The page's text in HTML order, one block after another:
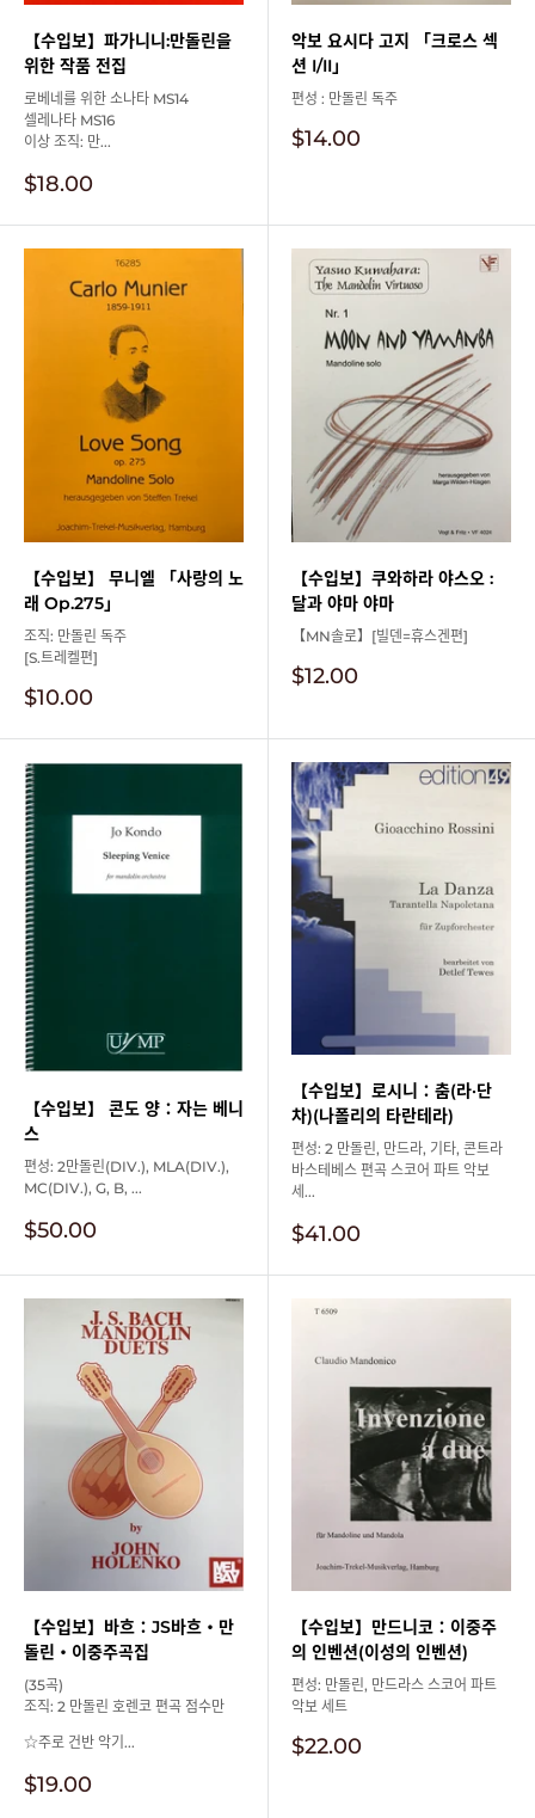
【수입보】파가니니:만돌린을
위한 작품 전집
로베네를 위한 소나타 MS14
셀레나타 MS16
이상 조직: 만...
판
가
격
$18.00
악보 요시다 고지 「크로스 섹
션 I/II」
편성 : 만돌린 독주
판
$14.00
【수입보】 무니엘 「사랑의 노
래 Op.275」
조직: 만돌린 독주
[S.트레켈편]
판
매
가
격
$10.00
【수입보】쿠와하라 야스오 :
달과 야마 야마
【MN솔로】[빌덴=휴스겐편]
판
매
격
$12.00
【수입보】 콘도 양：자는 베니
스
편성: 2만돌린(DIV.), MLA(DIV.),
MC(DIV.), G, B, ...
판
가
격
$50.00
【수입보】로시니：춤(라·단
차)(나폴리의 타란테라)
편성: 2 만돌린, 만드라, 기타, 콘트라
바스테베스 편곡 스코어 파트 악보
세...
판
가
$41.00
【수입보】바흐：JS바흐・만
돌린・이중주곡집
(35곡)
조직: 2 만돌린 호렌코 편곡 점수만
☆주로 건반 악기...
판
$19.00
【수입보】만드니코：이중주
의 인벤션(이성의 인벤션)
편성: 만돌린, 만드라스 스코어 파트
악보 세트
판
$22.00